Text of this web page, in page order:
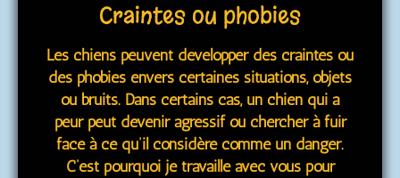
Craintes ou phobies
Les chiens peuvent développer des craintes ou
des phobies envers certaines situations, objets
ou bruits. Dans certains cas, un chien qui a
peur peut devenir agressif ou chercher à fuir
face à ce qu’il considère comme un danger.
C’est pourquoi je travaille avec vous pour